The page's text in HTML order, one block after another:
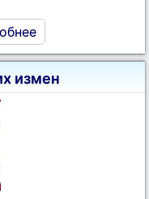
измен